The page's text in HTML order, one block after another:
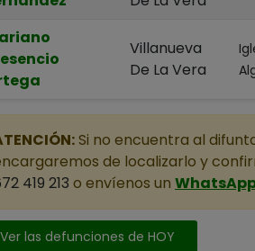
Villanueva
De La Vera
Si no encuentra al
de localizarlo y
419 213 o envíenos un
Ver las defunciones de HOY